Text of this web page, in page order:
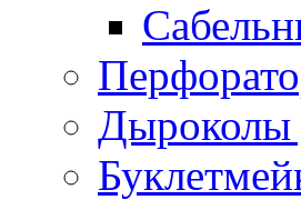
Дыроколы